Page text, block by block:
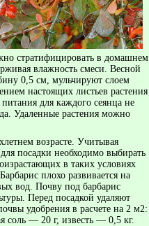
стратифицировать в домашнем
влажность смеси. Весной
0,5 см, мульчи­руют слоем
настоящих листьев растения
для каждого сеянца не
Удаленные растения можно
возрасте. Учитывая
посадки необходимо выбирать
в таких условиях
плохо развивается на
вод. Почву под барбарис
Перед посадкой удаляют
удобрения в расчете на 2 м2:
соль — 20 г, известь — 0,5 кг.